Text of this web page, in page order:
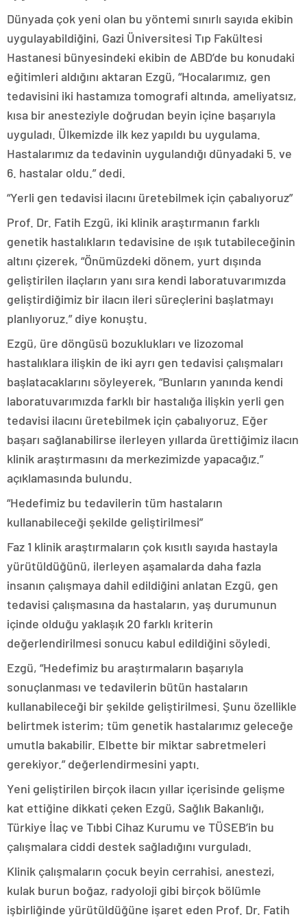
Dünyada çok yeni olan bu yöntemi sınırlı sayıda ekibin
uygulayabildiğini, Gazi Üniversitesi Tıp Fakültesi
Hastanesi bünyesindeki ekibin de ABD’de bu konudaki
eğitimleri aldığını aktaran Ezgü, “Hocalarımız, gen
tedavisini iki hastamıza tomografi altında, ameliyatsız,
kısa bir anesteziyle doğrudan beyin içine başarıyla
uyguladı. Ülkemizde ilk kez yapıldı bu uygulama.
Hastalarımız da tedavinin uygulandığı dünyadaki 5. ve
6. hastalar oldu.” dedi.
“Yerli gen tedavisi ilacını üretebilmek için çabalıyoruz”
Prof. Dr. Fatih Ezgü, iki klinik araştırmanın farklı
genetik hastalıkların tedavisine de ışık tutabileceğinin
altını çizerek, “Önümüzdeki dönem, yurt dışında
geliştirilen ilaçların yanı sıra kendi laboratuvarımızda
geliştirdiğimiz bir ilacın ileri süreçlerini başlatmayı
planlıyoruz.” diye konuştu.
Ezgü, üre döngüsü bozuklukları ve lizozomal
hastalıklara ilişkin de iki ayrı gen tedavisi çalışmaları
başlatacaklarını söyleyerek, “Bunların yanında kendi
laboratuvarımızda farklı bir hastalığa ilişkin yerli gen
tedavisi ilacını üretebilmek için çabalıyoruz. Eğer
başarı sağlanabilirse ilerleyen yıllarda ürettiğimiz ilacın
klinik araştırmasını da merkezimizde yapacağız.”
açıklamasında bulundu.
“Hedefimiz bu tedavilerin tüm hastaların
kullanabileceği şekilde geliştirilmesi”
Faz 1 klinik araştırmaların çok kısıtlı sayıda hastayla
yürütüldüğünü, ilerleyen aşamalarda daha fazla
insanın çalışmaya dahil edildiğini anlatan Ezgü, gen
tedavisi çalışmasına da hastaların, yaş durumunun
içinde olduğu yaklaşık 20 farklı kriterin
değerlendirilmesi sonucu kabul edildiğini söyledi.
Ezgü, “Hedefimiz bu araştırmaların başarıyla
sonuçlanması ve tedavilerin bütün hastaların
kullanabileceği bir şekilde geliştirilmesi. Şunu özellikle
belirtmek isterim; tüm genetik hastalarımız geleceğe
umutla bakabilir. Elbette bir miktar sabretmeleri
gerekiyor.” değerlendirmesini yaptı.
Yeni geliştirilen birçok ilacın yıllar içerisinde gelişme
kat ettiğine dikkati çeken Ezgü, Sağlık Bakanlığı,
Türkiye İlaç ve Tıbbi Cihaz Kurumu ve TÜSEB’in bu
çalışmalara ciddi destek sağladığını vurguladı.
Klinik çalışmaların çocuk beyin cerrahisi, anestezi,
kulak burun boğaz, radyoloji gibi birçok bölümle
işbirliğinde yürütüldüğüne işaret eden Prof. Dr. Fatih